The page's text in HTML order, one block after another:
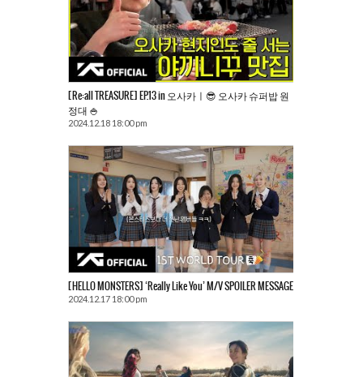
[Re:all TREASURE] EP.13 in 오사카ㅣ😎 오사카 슈퍼밥 원
정대 🍚
2024.12.18 18:00 pm
[HELLO MONSTERS] ‘Really Like You’ M/V SPOILER MESSAGE
2024.12.17 18:00 pm